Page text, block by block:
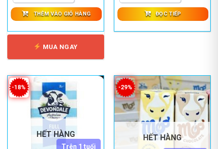
THÊM VÀO GIỎ HÀNG
MUA NGAY
ĐỌC TIẾP
-18%
HẾT HÀNG
Trên 1 tuổi
-29%
HẾT HÀNG